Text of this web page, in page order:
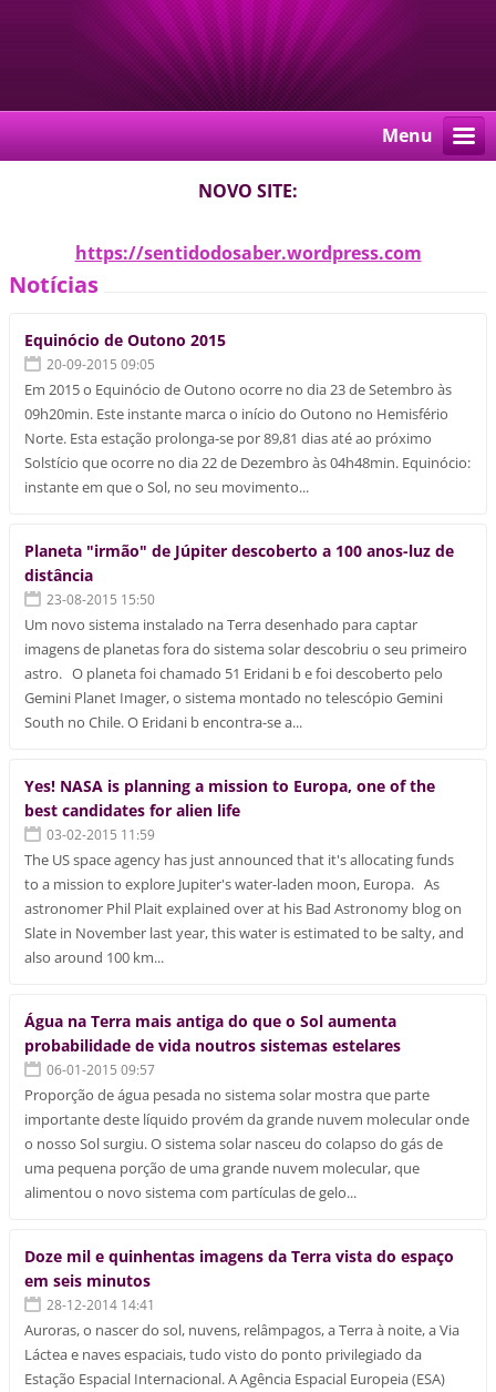
Menu
NOVO SITE:
https://sentidodosaber.wordpress.com
Notícias
Equinócio de Outono 2015
20-09-2015 09:05
Em 2015 o Equinócio de Outono ocorre no dia 23 de Setembro às
09h20min. Este instante marca o início do Outono no Hemisfério
Norte. Esta estação prolonga-se por 89,81 dias até ao próximo
Solstício que ocorre no dia 22 de Dezembro às 04h48min. Equinócio:
instante em que o Sol, no seu movimento...
Planeta "irmão" de Júpiter descoberto a 100 anos-luz de
distância
23-08-2015 15:50
Um novo sistema instalado na Terra desenhado para captar
imagens de planetas fora do sistema solar descobriu o seu primeiro
astro. O planeta foi chamado 51 Eridani b e foi descoberto pelo
Gemini Planet Imager, o sistema montado no telescópio Gemini
South no Chile. O Eridani b encontra-se a...
Yes! NASA is planning a mission to Europa, one of the
best candidates for alien life
03-02-2015 11:59
The US space agency has just announced that it's allocating funds
to a mission to explore Jupiter's water-laden moon, Europa. As
astronomer Phil Plait explained over at his Bad Astronomy blog on
Slate in November last year, this water is estimated to be salty, and
also around 100 km...
Água na Terra mais antiga do que o Sol aumenta
probabilidade de vida noutros sistemas estelares
06-01-2015 09:57
Proporção de água pesada no sistema solar mostra que parte
importante deste líquido provém da grande nuvem molecular onde
o nosso Sol surgiu. O sistema solar nasceu do colapso do gás de
uma pequena porção de uma grande nuvem molecular, que
alimentou o novo sistema com partículas de gelo...
Doze mil e quinhentas imagens da Terra vista do espaço
em seis minutos
28-12-2014 14:41
Auroras, o nascer do sol, nuvens, relâmpagos, a Terra à noite, a Via
Láctea e naves espaciais, tudo visto do ponto privilegiado da
Estação Espacial Internacional. A Agência Espacial Europeia (ESA)